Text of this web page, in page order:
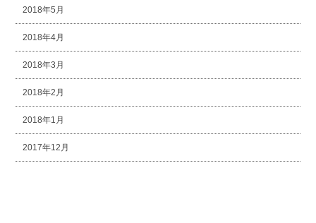
2018年5月
2018年4月
2018年3月
2018年2月
2018年1月
2017年12月